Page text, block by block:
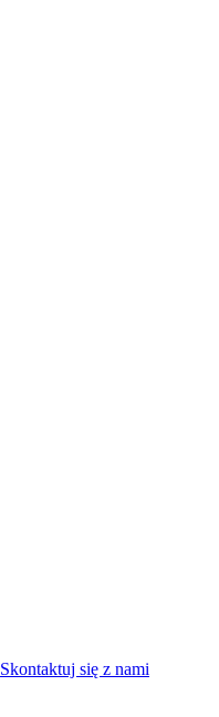
Skontaktuj się z nami